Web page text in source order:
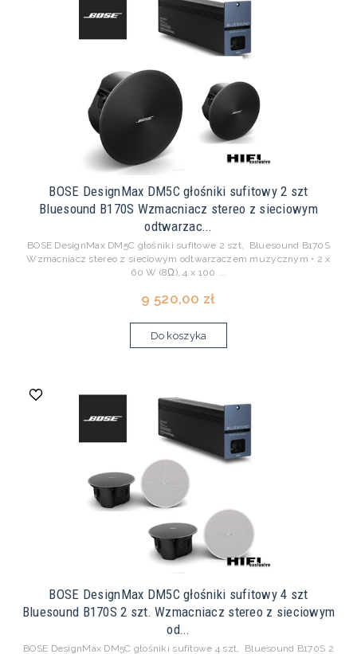
BOSE DesignMax DM5C głośniki sufitowy 2 szt
Bluesound B170S Wzmacniacz stereo z sieciowym
odtwarzac...
BOSE DesignMax DM5C głośniki sufitowe 2 szt, Bluesound B170S
Wzmacniacz stereo z sieciowym odtwarzaczem muzycznym • 2 x
60 W (8Ω), 4 x 100 ...
9 520,00 zł
Do koszyka
BOSE DesignMax DM5C głośniki sufitowy 4 szt
Bluesound B170S 2 szt. Wzmacniacz stereo z sieciowym
od...
BOSE DesignMax DM5C głośniki sufitowe 4 szt, Bluesound B170S 2